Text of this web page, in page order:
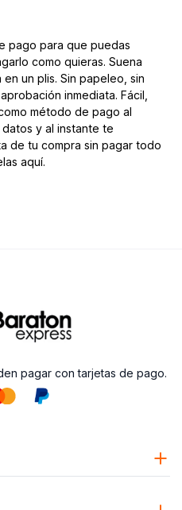
pago para que puedas
como quieras. Suena
un plis. Sin papeleo, sin
inmediata. Fácil,
método de pago al
y al instante te
de tu compra sin pagar todo
aquí.
pagar con tarjetas de pago.